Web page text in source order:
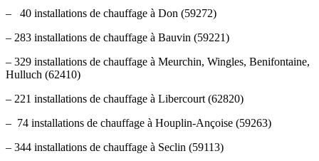
– 40 installations de chauffage à Don (59272)
– 283 installations de chauffage à Bauvin (59221)
– 329 installations de chauffage à Meurchin, Wingles, Benifontaine,
Hulluch (62410)
– 221 installations de chauffage à Libercourt (62820)
– 74 installations de chauffage à Houplin-Ançoise (59263)
– 344 installations de chauffage à Seclin (59113)